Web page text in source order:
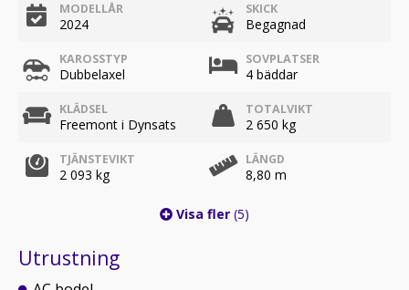
MODELLÅR
2024
SKICK
Begagnad
KAROSSTYP
Dubbelaxel
SOVPLATSER
4 bäddar
KLÄDSEL
Freemont i Dynsats
TOTALVIKT
2 650 kg
TJÄNSTEVIKT
2 093 kg
LÄNGD
8,80 m
Visa fler (5)
Utrustning